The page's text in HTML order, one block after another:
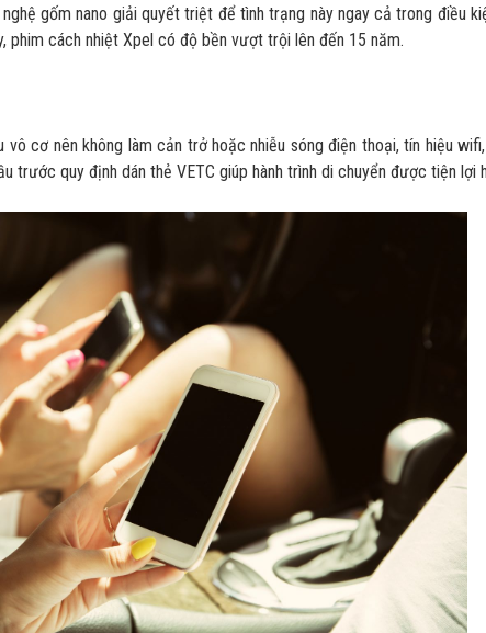
gốm nano giải quyết triệt để tình trạng này ngay cả trong điều
phim cách nhiệt Xpel có độ bền vượt trội lên đến 15 năm.
cơ nên không làm cản trở hoặc nhiễu sóng điện thoại, tín hiệu
trước quy định dán thẻ VETC giúp hành trình di chuyển được tiện lợi